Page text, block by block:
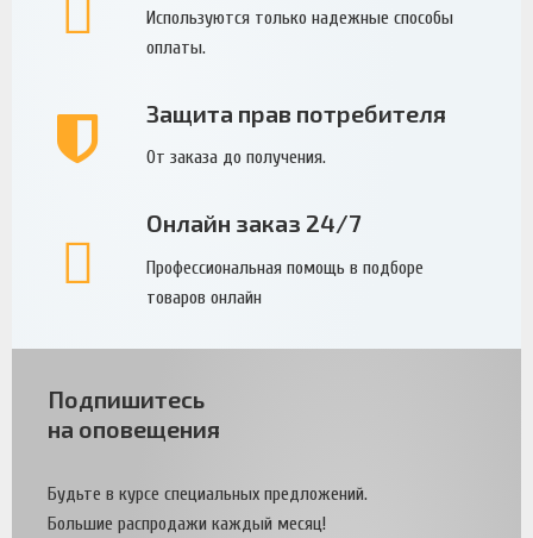
Используются только надежные способы
оплаты.
Защита прав потребителя
От заказа до получения.
Онлайн заказ 24/7
Профессиональная помощь в подборе
товаров онлайн
Подпишитесь
на оповещения
Будьте в курсе специальных предложений.
Большие распродажи каждый месяц!